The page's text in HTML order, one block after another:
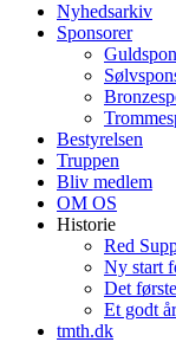
Nyhedsarkiv
Sponsorer
Bestyrelsen
Truppen
Bliv medlem
OM OS
Historie
Red
Ny start
Det
Et godt
tmth.dk